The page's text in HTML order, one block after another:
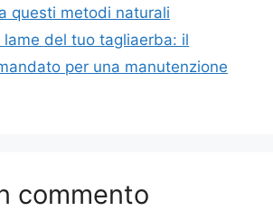
questi metodi naturali
lame del tuo tagliaerba: il
per una manutenzione
commento